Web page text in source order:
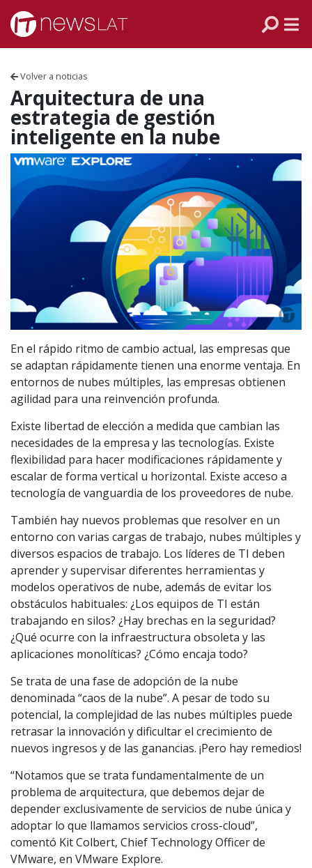
Skip to content
Volver a noticias
Arquitectura de una
estrategia de gestión
inteligente en la nube
En el rápido ritmo de cambio actual, las empresas que
se adaptan rápidamente tienen una enorme ventaja. En
entornos de nubes múltiples, las empresas obtienen
agilidad para una reinvención profunda.
Existe libertad de elección a medida que cambian las
necesidades de la empresa y las tecnologías. Existe
flexibilidad para hacer modificaciones rápidamente y
escalar de forma vertical u horizontal. Existe acceso a
tecnología de vanguardia de los proveedores de nube.
También hay nuevos problemas que resolver en un
entorno con varias cargas de trabajo, nubes múltiples y
diversos espacios de trabajo. Los líderes de TI deben
aprender y supervisar diferentes herramientas y
modelos operativos de nube, además de evitar los
obstáculos habituales: ¿Los equipos de TI están
trabajando en silos? ¿Hay brechas en la seguridad?
¿Qué ocurre con la infraestructura obsoleta y las
aplicaciones monolíticas? ¿Cómo encaja todo?
Se trata de una fase de adopción de la nube
denominada “caos de la nube”. A pesar de todo su
potencial, la complejidad de las nubes múltiples puede
retrasar la innovación y dificultar el crecimiento de
nuevos ingresos y de las ganancias. ¡Pero hay remedios!
“Notamos que se trata fundamentalmente de un
problema de arquitectura, que debemos dejar de
depender exclusivamente de servicios de nube única y
adoptar lo que llamamos servicios cross-cloud”,
comentó Kit Colbert, Chief Technology Officer de
VMware, en VMware Explore.
VENEZUELA
ECUADOR
CHILE
ARGENTINA
MÉXICO